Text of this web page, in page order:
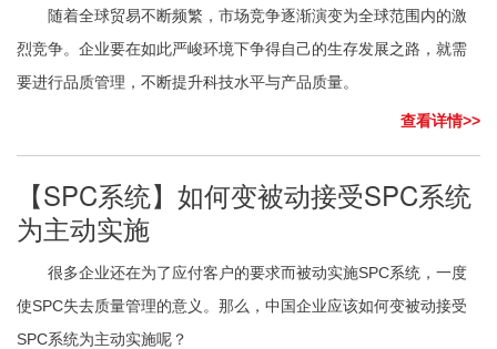
随着全球贸易不断频繁，市场竞争逐渐演变为全球范围内的激
烈竞争。企业要在如此严峻环境下争得自己的生存发展之路，就需
要进行品质管理，不断提升科技水平与产品质量。
查看详情>>
【SPC系统】如何变被动接受SPC系统
为主动实施
很多企业还在为了应付客户的要求而被动实施SPC系统，一度
使SPC失去质量管理的意义。那么，中国企业应该如何变被动接受
SPC系统为主动实施呢？